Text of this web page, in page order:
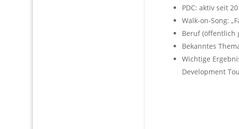
PDC: aktiv seit
Walk-on-Song:
Beruf (öffentlich
Bekanntes
Wichtige
Development